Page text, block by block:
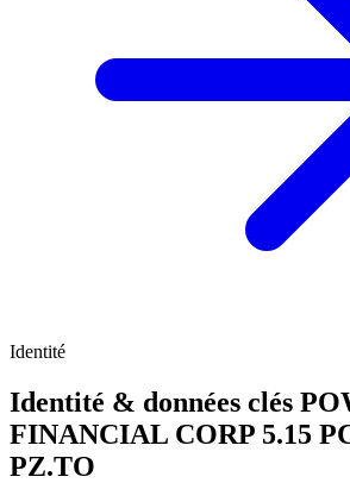
Identité
Identité & données clés
FINANCIAL CORP 5.15
PZ.TO